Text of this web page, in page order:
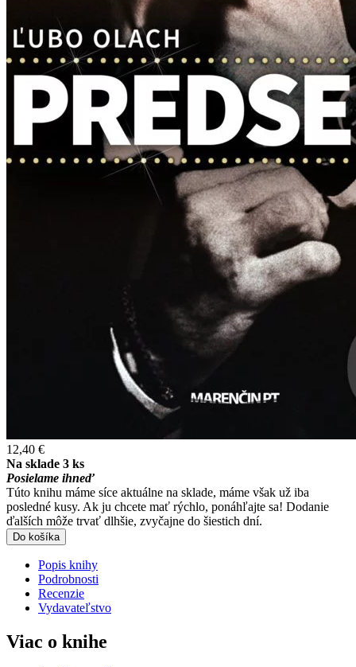
12,40 €
Na sklade 3 ks
Posielame ihneď
Túto knihu máme síce aktuálne na sklade, máme však už iba
posledné kusy. Ak ju chcete mať rýchlo, ponáhľajte sa! Dodanie
ďalších môže trvať dlhšie, zvyčajne do šiestich dní.
Do košíka
Popis knihy
Podrobnosti
Recenzie
Vydavateľstvo
Viac o knihe